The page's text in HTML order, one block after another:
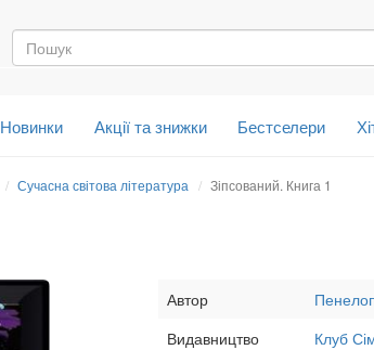
Новинки Акції та знижки Бестселери
Сучасна світова література Зіпсований. Книга 1
Автор
Видавництво
Клуб